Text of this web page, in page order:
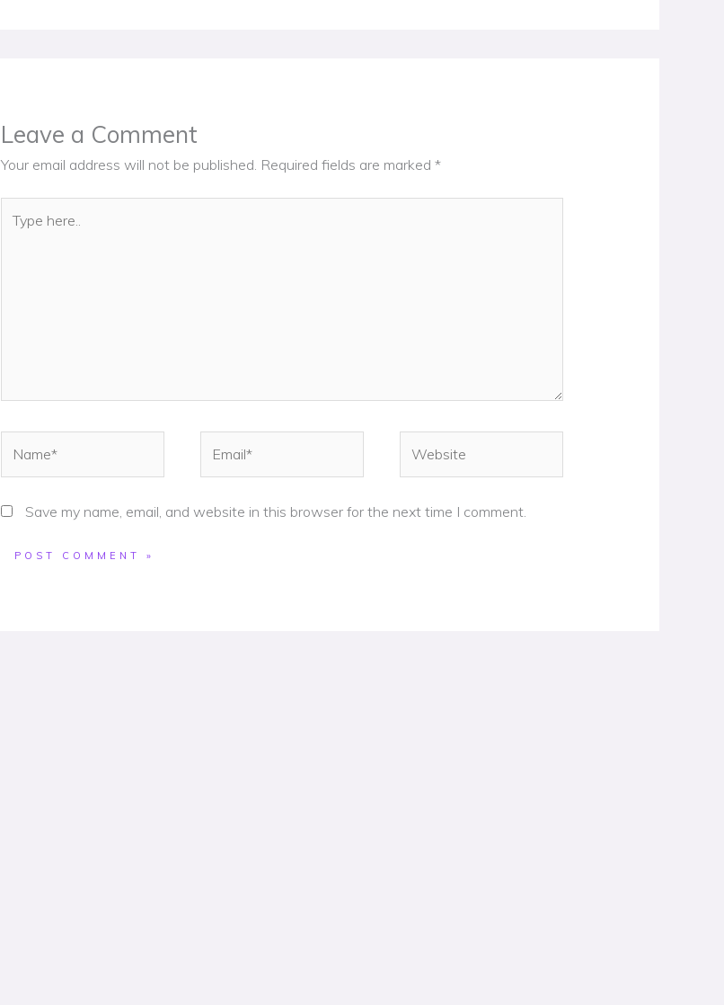
Leave a Comment
Your email address will not be published. Required fields are marked *
here..
Save my name, email, and website in this browser for the next time I comment.